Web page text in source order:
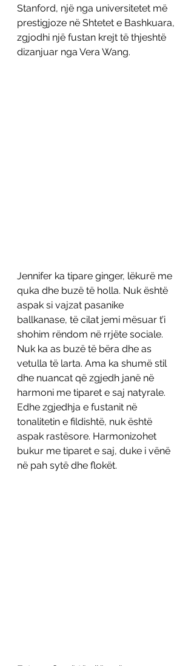
Stanford, një nga universitetet më
prestigjoze në Shtetet e Bashkuara,
zgjodhi një fustan krejt të thjeshtë
dizanjuar nga Vera Wang.
Jennifer ka tipare ginger, lëkurë me
quka dhe buzë të holla. Nuk është
aspak si vajzat pasanike
ballkanase, të cilat jemi mësuar t’i
shohim rëndom në rrjëte sociale.
Nuk ka as buzë të bëra dhe as
vetulla të larta. Ama ka shumë stil
dhe nuancat që zgjedh janë në
harmoni me tiparet e saj natyrale.
Edhe zgjedhja e fustanit në
tonalitetin e fildishtë, nuk është
aspak rastësore. Harmonizohet
bukur me tiparet e saj, duke i vënë
në pah sytë dhe flokët.